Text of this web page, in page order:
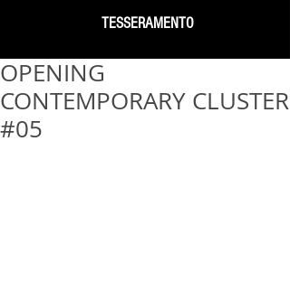
TESSERAMENTO
OPENING
CONTEMPORARY CLUSTER
#05